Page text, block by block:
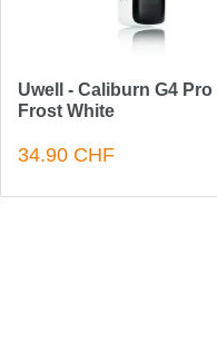
Uwell - Caliburn G4 Pro
Frost White
34.90 CHF